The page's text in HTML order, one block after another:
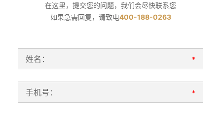
在这里，提交您的问题，我们会尽快联系您
如果急需回复，请致电400-188-0263
姓名： *
手机号： *